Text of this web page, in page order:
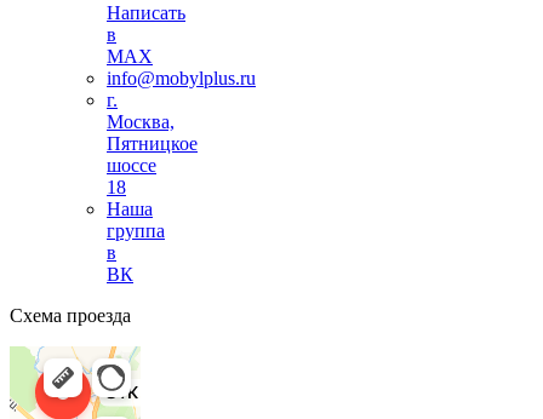
Написать
в
MAX
info@mobylplus.ru
г.
Москва,
Пятницкое
шоссе
18
Наша
группа
в
ВК
Схема проезда